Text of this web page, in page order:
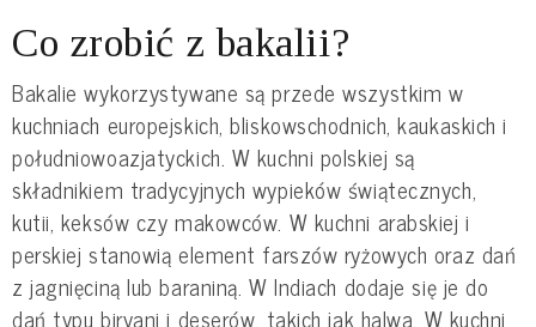
Co zrobić z bakalii?
Bakalie wykorzystywane są przede wszystkim w
kuchniach europejskich, bliskowschodnich, kaukaskich i
południowoazjatyckich. W kuchni polskiej są
składnikiem tradycyjnych wypieków świątecznych,
kutii, keksów czy makowców. W kuchni arabskiej i
perskiej stanowią element farszów ryżowych oraz dań
z jagnięciną lub baraniną. W Indiach dodaje się je do
dań typu biryani i deserów, takich jak halwa. W kuchni